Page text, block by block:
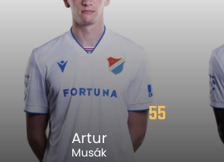
55
Artur
Musák